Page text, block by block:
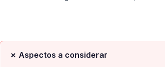
✗ Aspectos a considerar